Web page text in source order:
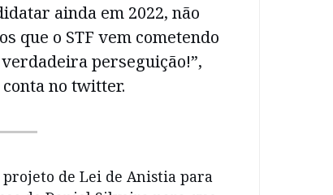
ainda em 2022, não
que o STF vem cometendo
perseguição!”,
no twitter.
de Lei de Anistia para